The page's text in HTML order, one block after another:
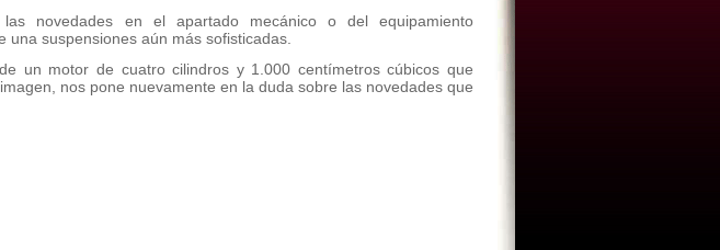
novedades en el apartado mecánico o del equipamiento
suspensiones aún más sofisticadas.
un motor de cuatro cilindros y 1.000 centímetros cúbicos que
nos pone nuevamente en la duda sobre las novedades que